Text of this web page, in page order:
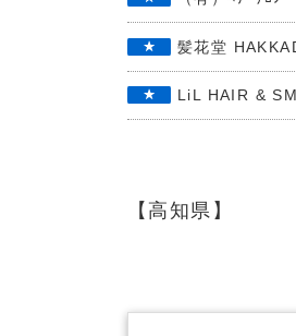
髪花堂
LiL HAIR &
【高知県】